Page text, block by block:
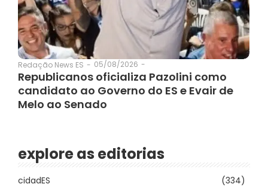
Redação News ES - 05/08/2026 -
Republicanos oficializa Pazolini como
candidato ao Governo do ES e Evair de
Melo ao Senado
explore as editorias
cidadES
(334)